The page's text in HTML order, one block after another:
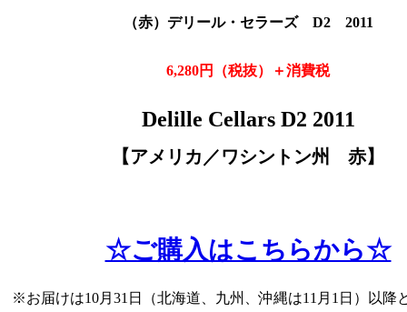
（赤）デリール・セラーズ D2 2011
6,280円（税抜）＋消費税
Delille Cellars D2 2011
【アメリカ／ワシントン州 赤】
☆ご購入はこちらから☆
※お届けは10月31日（北海道、九州、沖縄は11月1日）以降